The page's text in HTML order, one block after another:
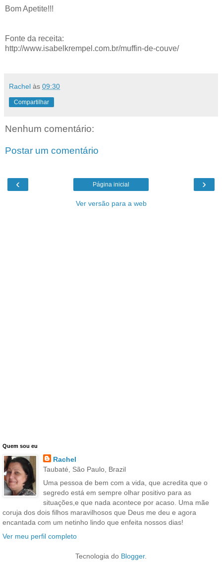
Bom Apetite!!!
Fonte da receita:
http://www.isabelkrempel.com.br/muffin-de-couve/
Rachel às 09:30
Compartilhar
Nenhum comentário:
Postar um comentário
‹ ›
Página inicial
Ver versão para a web
Quem sou eu
Rachel
Taubaté, São Paulo, Brazil
Uma pessoa de bem com a vida, que acredita que o
segredo está em sempre olhar positivo para as
situações,e que nada acontece por acaso. Uma mãe
coruja dos dois filhos maravilhosos que Deus me deu e agora
encantada com um netinho lindo que enfeita nossos dias!
Ver meu perfil completo
Tecnologia do Blogger.